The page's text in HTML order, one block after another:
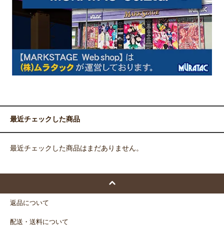
最近チェックした商品
最近チェックした商品はまだありません。
返品について
配送・送料について